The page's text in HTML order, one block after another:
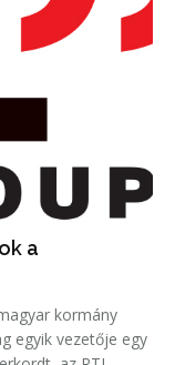
a
kormány
egyik vezetője egy